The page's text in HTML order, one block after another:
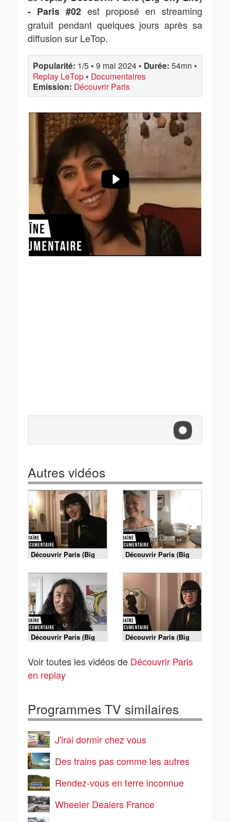
- Paris #02 est proposé en streaming
gratuit pendant quelques jours après sa
diffusion sur LeTop.
Popularité: 1/5 • 9 mai 2024 • Durée: 54mn •
Replay LeTop • Documentaires
Emission: Découvrir Paris
Autres vidéos
Découvrir Paris (Big
City Life) - Paris #01 -
Chantal Thomass
Découvrir Paris (Big
City Life) - Paris #04
Découvrir Paris (Big
City Life) - Paris #03
Découvrir Paris (Big
City Life) - Paris #01
Voir toutes les vidéos de Découvrir Paris
en replay
Programmes TV similaires
J'irai dormir chez vous
Des trains pas comme les autres
Rendez-vous en terre inconnue
Wheeler Dealers France